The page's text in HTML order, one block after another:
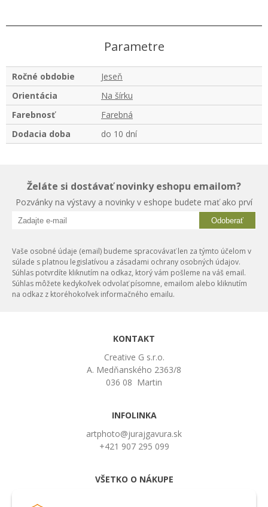
Parametre
Ročné obdobie
Jeseň
Orientácia
Na šírku
Farebnosť
Farebná
Dodacia doba
do 10 dní
Želáte si dostávať novinky eshopu emailom?
Pozvánky na výstavy a novinky v eshope budete mať ako prví
Odoberať
Vaše osobné údaje (email) budeme spracovávať len za týmto účelom v
súlade s platnou legislatívou a zásadami ochrany osobných údajov.
Súhlas potvrdíte kliknutím na odkaz, ktorý vám pošleme na váš email.
Súhlas môžete kedykoľvek odvolať písomne, emailom alebo kliknutím
na odkaz z ktoréhokoľvek informačného emailu.
KONTAKT
Creative G s.r.o.
A. Medňanského 2363/8
036 08 Martin
INFOLINKA
artphoto@jurajgavura.sk
+421 907 295 099
VŠETKO O NÁKUPE